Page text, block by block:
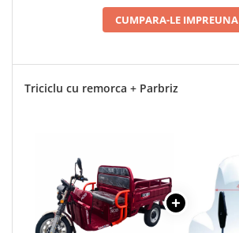
CUMPARA-LE IMPREUNA
Triciclu cu remorca + Parbriz